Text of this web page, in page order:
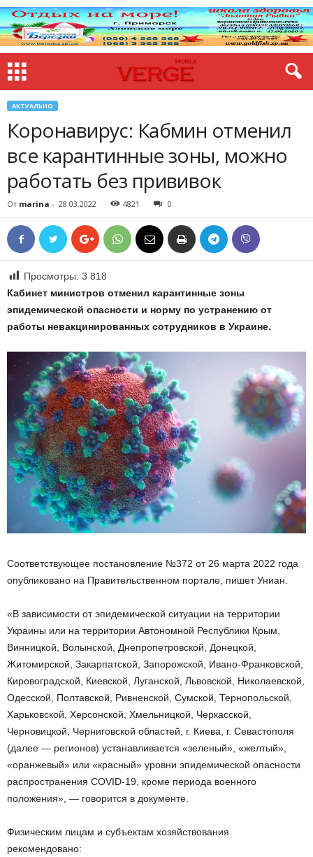
АКТУАЛЬНО
Коронавирус: Кабмин отменил
все карантинные зоны, можно
работать без прививок
От marina - 28.03.2022 4821 0
Просмотры: 3 818
Кабинет министров отменил карантинные зоны
эпидемической опасности и норму по устранению от
работы невакцинированных сотрудников в Украине.
Соответствующее постановление №372 от 26 марта 2022 года
опубликовано на Правительственном портале, пишет Униан.
«В зависимости от эпидемической ситуации на территории
Украины или на территории Автономной Республики Крым,
Винницкой, Волынской, Днепропетровской, Донецкой,
Житомирской, Закарпатской, Запорожской, Ивано-Франковской,
Кировоградской, Киевской, Луганской, Львовской, Николаевской,
Одесской, Полтавской, Ривненской, Сумской, Тернопольской,
Харьковской, Херсонской, Хмельницкой, Черкасской,
Черновицкой, Черниговской областей, г. Киева, г. Севастополя
(далее — регионов) устанавливается «зеленый», «желтый»,
«оранжевый» или «красный» уровни эпидемической опасности
распространения COVID-19, кроме периода военного
положения», — говорится в документе.
Физическим лицам и субъектам хозяйствования
рекомендовано: